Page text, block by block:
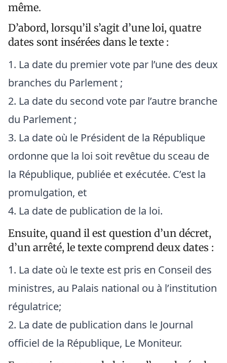
même.
D’abord, lorsqu’il s’agit d’une loi, quatre
dates sont insérées dans le texte :
La date du premier vote par l’une des deux
branches du Parlement ;
La date du second vote par l’autre branche
du Parlement ;
La date où le Président de la République
ordonne que la loi soit revêtue du sceau de
la République, publiée et exécutée. C’est la
promulgation, et
La date de publication de la loi.
Ensuite, quand il est question d’un décret,
d’un arrêté, le texte comprend deux dates :
La date où le texte est pris en Conseil des
ministres, au Palais national ou à l’institution
régulatrice;
La date de publication dans le Journal
officiel de la République, Le Moniteur.